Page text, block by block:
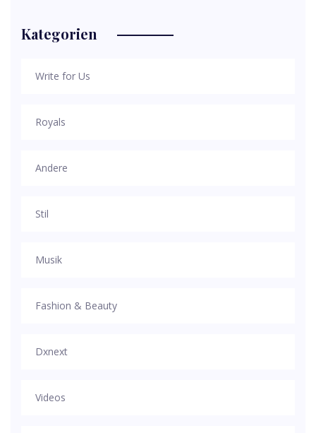
Kategorien
Write for Us
Royals
Andere
Stil
Musik
Fashion & Beauty
Dxnext
Videos